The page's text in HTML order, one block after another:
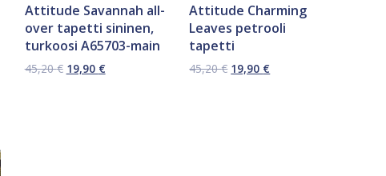
Attitude Savannah all-
over tapetti sininen,
turkoosi A65703-main
45,20€ Alkuperäinen
19,90 €Nykyinen
Attitude Charming
Leaves petrooli
tapetti
45,20€ Alkuperäinen
19,90 €Nykyinen